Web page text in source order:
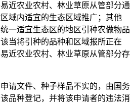
近农业农村、林业草原从管部分通
域内适宜的生态区域推广；其他
一适宜生态区的地区引种农做物品
当将引种的品种和区域报所正在
近农业农村、林业草原从管部分存
文件、种子样品不实的，由国务
品种登记，并将该申请者的违法消